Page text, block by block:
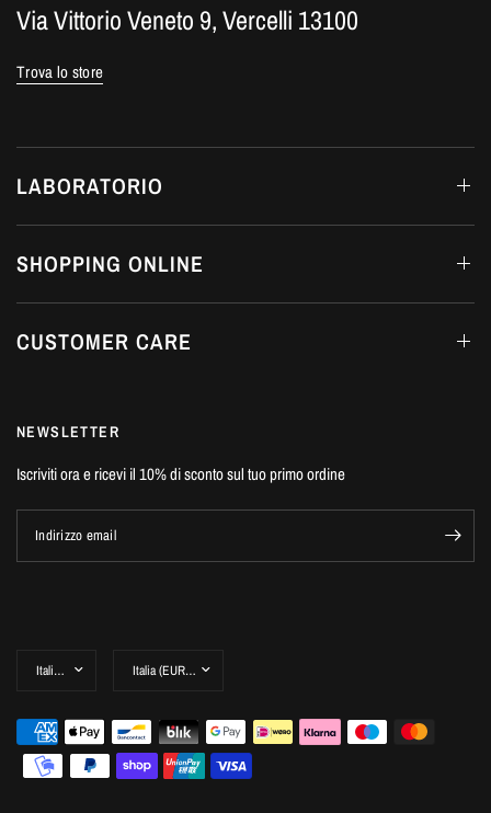
Via Vittorio Veneto 9, Vercelli 13100
Trova lo store
LABORATORIO
SHOPPING ONLINE
CUSTOMER CARE
NEWSLETTER
Iscriviti ora e ricevi il 10% di sconto sul tuo primo ordine
Indirizzo email